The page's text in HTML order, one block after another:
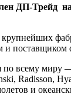
ДП-Трейд
и поставщиком
по всему миру
Radisson,
и